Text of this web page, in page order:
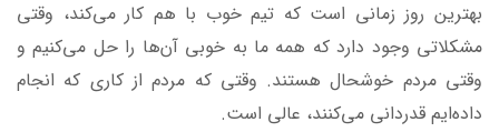
بهترین روز زمانی است که تیم خوب با هم کار می‌کند، وقتی
مشکلاتی وجود دارد که همه ما به خوبی آن‌ها را حل می‌کنیم و
وقتی مردم خوشحال هستند. وقتی که مردم از کاری که انجام
داده‌ایم قدردانی می‌کنند، عالی است.